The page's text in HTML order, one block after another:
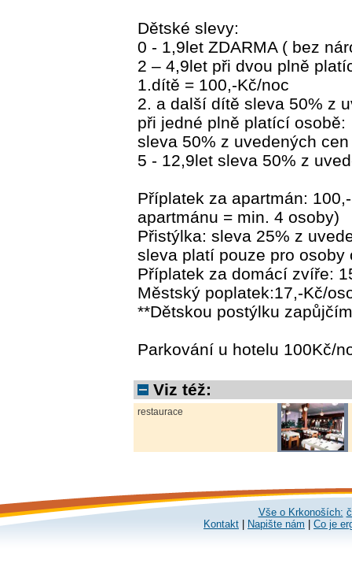
Dětské slevy:
0 - 1,9let ZDARMA ( bez
2 – 4,9let při dvou plně
1.dítě = 100,-Kč/noc
2. a další dítě sleva 50% z
při jedné plně platící osobě:
sleva 50% z uvedených
5 - 12,9let sleva 50% z
Příplatek za apartmán:
apartmánu = min. 4 osoby)
Přistýlka: sleva 25% z
sleva platí pouze pro osoby
Příplatek za domácí zvíře:
Městský poplatek:17,-Kč/
**Dětskou postýlku
Parkování u hotelu 100Kč/
Viz též:
restaurace
Vše o Krkonoších:
Kontakt
Napište nám Co je